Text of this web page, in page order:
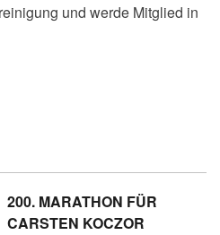
und werde Mitglied in
200. MARATHON FÜR
CARSTEN KOCZOR